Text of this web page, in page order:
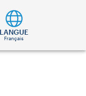
LANGUE
Français